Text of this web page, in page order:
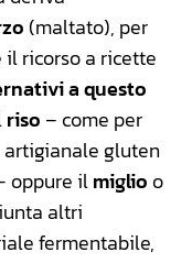
(maltato), per
ricorso a ricette
a questo
riso– come per
artigianale gluten
oppure ilmiglio o
altri
fermentabile,